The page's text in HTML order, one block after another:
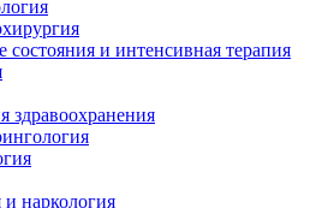
и интенсивная терапия
здравоохранения
наркология